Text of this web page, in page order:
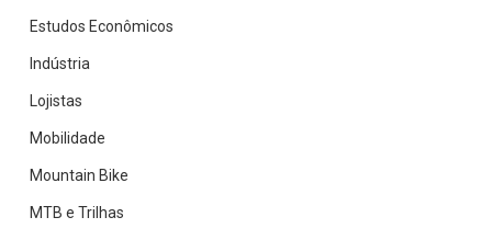
Estudos Econômicos
Indústria
Lojistas
Mobilidade
Mountain Bike
MTB e Trilhas